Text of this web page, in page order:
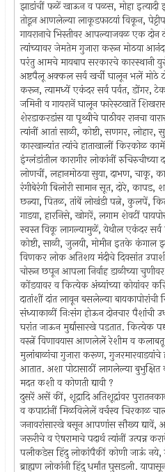
झाडांचीं फळें खाऊन व पळस, मोहा
तोडून आणलेल्या लाकूडफाटयां विकून,
गायरानाचे भिस्तीवर आपल्याजवळ एक दोन
त्यांच्यावर जेमतेम गुजारा करून मोठया
परंतु आमचे मायबाप सरकारचे कारस्थानी
अष्टपैलू अक्कल सर्व खर्ची घालून भलें मोठे
करून, त्यामध्यें एकंदर सर्व पर्वत, डोंगर,
जमिनी व गायरानें घालून फारेस्टखातें
शेरडाकरडांस या पृथ्वीचे पाठीवर रानचा
त्यांनीं आतां साळी, कोष्टी, सणगर, लोहार,
कारखान्यांत त्यांचे हाताखालीं किरकोळ
इंग्लंडांतील कारागीर लोकांनीं
लोणचीं, लहानमोठया सुया, दाभण, चाकू,
रंगीबेरंगी बिलोरी सामान सूत, दोरे, कापड,
छत्न्या, पितळ, तांबें लोखंडी पत्ने, कुलपें,
गाडया, हारनिसे, खोगरें, लगाम शेवटीं
स्वस्त विकू लागल्यामुळें, येथील एकंदर सर्व
कोष्टी, साळी, जुलयी, मोमीन इतके
विणकर लोक अतिशय मंदीचे दिवसांत
चोरून छपून आपला निर्वाह डाळीच्या
कोंडयावर व कित्येक अंब्यांच्या कोयांवर
दातांशीं दांत लावून बसलेल्या
संध्याकाळीं निःसंग होऊन दोनचार पैशांची
घरांत जाऊन मुर्द्यासारखे पडतात. कित्येक
वस्त्नें विणावयास आणलेलें रेशीम व
मुलांबाळांचा गुजारा करूण, गुजरमारवाडयांचे
आतात. अशा पोटासाठीं लागलेल्या
मदत कशी व कोणती द्यावी ?
दुसरें असें कीं, शूद्रादि अतिशूद्रांवर
व कपाटांनीं मिळविलेलें वर्चस्व चिरकाळ
जनावरांसारखे बसून आपणांस सौख्य द्यावें,
जरूरीचे व ऐषरामाचे पदार्थ त्यांनीं उत्पन्न
पलीकडेस हिंदु लोकांपैकीं कोणी जाऊं नये,
ब्राह्यण लोकांनी हिंदु धर्मांत घुसडली.